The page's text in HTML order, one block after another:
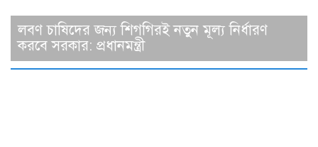
লবণ চাষিদের জন্য শিগগিরই নতুন মূল্য নির্ধারণ
করবে সরকার: প্রধানমন্ত্রী